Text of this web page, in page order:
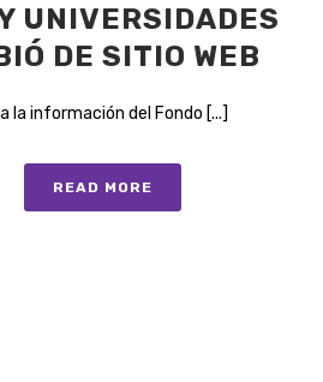
UNIVERSIDADES
DE SITIO WEB
la información del Fondo [...]
READ MORE